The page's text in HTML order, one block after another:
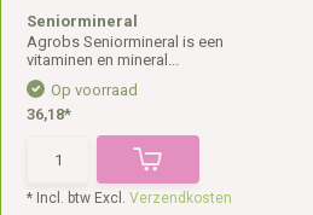
Seniormineral
Agrobs Seniormineral is een
vitaminen en mineral...
Op voorraad
36,18*
* Incl. btw Excl.Verzendkosten